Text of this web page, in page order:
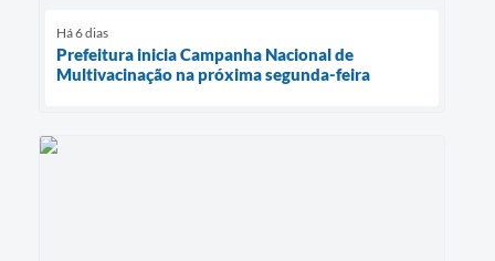
Há 6 dias
Prefeitura inicia Campanha Nacional de
Multivacinação na próxima segunda-feira